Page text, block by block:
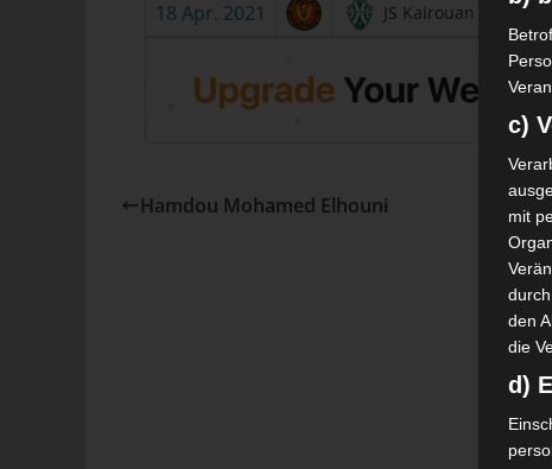
18 Apr. 2021
JS Kairouan
Hamdou Mohamed Elhouni
c)
mit
den
die
d)